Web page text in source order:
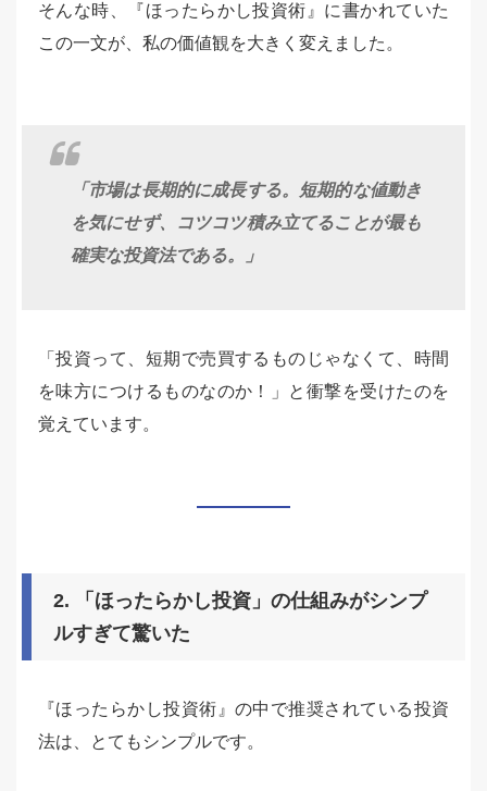
そんな時、『ほったらかし投資術』に書かれていた
この一文が、私の価値観を大きく変えました。
「市場は長期的に成長する。短期的な値動き
を気にせず、コツコツ積み立てることが最も
確実な投資法である。」
「投資って、短期で売買するものじゃなくて、時間
を味方につけるものなのか！」と衝撃を受けたのを
覚えています。
2. 「ほったらかし投資」の仕組みがシンプ
ルすぎて驚いた
『ほったらかし投資術』の中で推奨されている投資
法は、とてもシンプルです。